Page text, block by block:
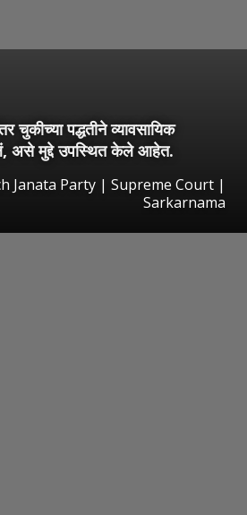
चुकीच्या पद्धतीने व्यावसायिक
असे मुद्दे उपस्थित केले आहेत.
Janata Party | Supreme Court |
Sarkarnama